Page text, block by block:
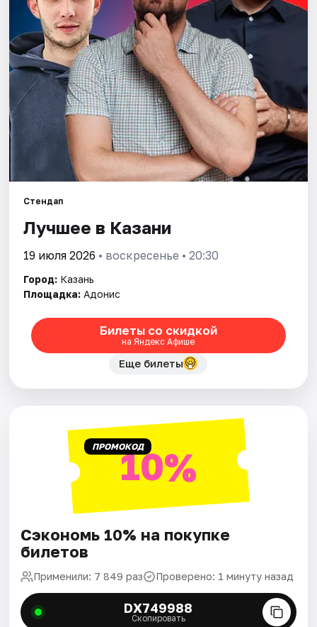
Артисты
Рейтинги
Стендап
Лучшее в Казани
19 июля 2026 • воскресенье • 20:30
Город: Казань
Площадка: Адонис
Билеты со скидкой
на Яндекс Афише
Еще билеты
ПРОМОКОД10%
Сэкономь 10% на покупке
билетов
Применили: 7 849 раз Проверено: 1 минуту назад
DX749988
Скопировать